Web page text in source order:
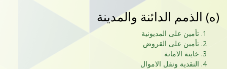
(ه) الذمم الدائنة والمدينة
تأمين على المديونية
تأمين على القروض
خاينة الامانة
النقدية ونقل الاموال